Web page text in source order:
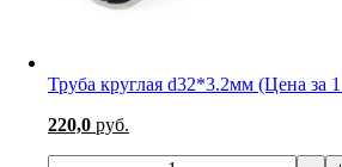
Труба круглая d32*3.2мм (Цена за
220,0 руб.